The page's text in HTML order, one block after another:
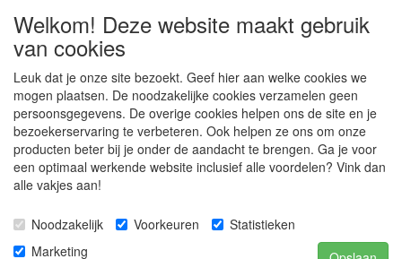
Voornaam
Achternaam
E-mail
Welkom! Deze website maakt gebruik
van cookies
Leuk dat je onze site bezoekt. Geef hier aan welke cookies we
mogen plaatsen. De noodzakelijke cookies verzamelen geen
persoonsgegevens. De overige cookies helpen ons de site en je
bezoekerservaring te verbeteren. Ook helpen ze ons om onze
producten beter bij je onder de aandacht te brengen. Ga je voor
een optimaal werkende website inclusief alle voordelen? Vink dan
alle vakjes aan!
Noodzakelijk Voorkeuren
Statistieken
Marketing